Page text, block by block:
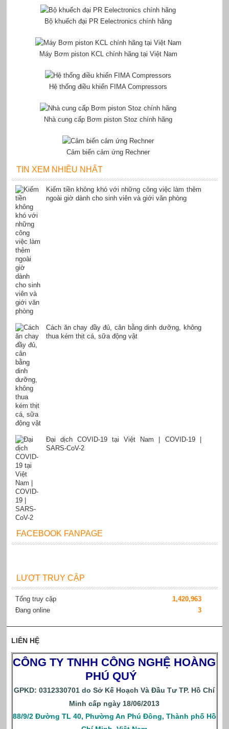
Bộ khuếch đại PR Eelectronics chính hãng
Máy Bơm piston KCL chính hãng tại Việt Nam
Hệ thống điều khiển FIMA Compressors
Nhà cung cấp Bơm piston Stoz chính hãng
Cảm biến cảm ứng Rechner
TIN XEM NHIỀU NHẤT
Kiếm tiền không khó với những công việc làm thêm
ngoài giờ dành cho sinh viên và giới văn phòng
Cách ăn chay đầy đủ, cân bằng dinh dưỡng, không
thua kém thịt cá, sữa động vật
Đại dịch COVID-19 tại Việt Nam | COVID-19 |
SARS-CoV-2
FACEBOOK FANPAGE
LƯỢT TRUY CẬP
Tổng truy cập
1,420,963
Đang online
3
LIÊN HỆ
CÔNG TY TNHH CÔNG NGHỆ HOÀNG
PHÚ QUÝ
GPKD: 0312330701 do Sở Kế Hoạch Và Đầu Tư TP. Hồ Chí
Minh cấp ngày 18/06/2013
88/9/2 Đường TL 40, Phường An Phú Đông, Thành phố Hồ